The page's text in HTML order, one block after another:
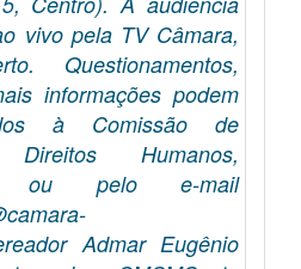
vivo pela TV Câmara,
Questionamentos,
informações podem
à Comissão de
Humanos,
ou pelo e-mail
Admar Eugênio